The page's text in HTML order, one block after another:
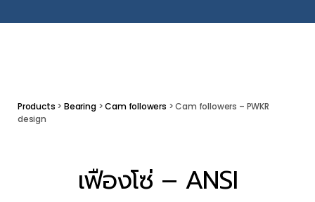
Products >Bearing>Cam followers > Cam followers – PWKR
design
เฟืองโซ่ – ANSI